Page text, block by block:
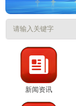
新闻资讯